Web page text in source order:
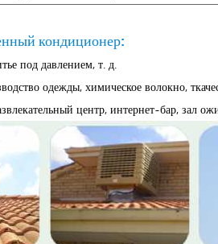
кондиционер:
под давлением, т. д.
одежды, химическое волокно,
центр, интернет-бар, зал